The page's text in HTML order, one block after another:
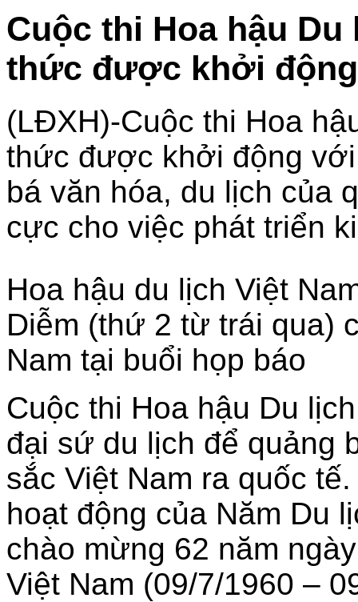
Cuộc thi Hoa hậu
thức được khởi động
(LĐXH)-Cuộc thi Hoa
thức được khởi động
bá văn hóa, du lịch của
cực cho việc phát triển
Hoa hậu du lịch Việt
Diễm (thứ 2 từ trái qua)
Nam tại buổi họp báo
Cuộc thi Hoa hậu Du
đại sứ du lịch để quảng
sắc Việt Nam ra quốc
hoạt động của Năm Du
chào mừng 62 năm
Việt Nam (09/7/1960 –